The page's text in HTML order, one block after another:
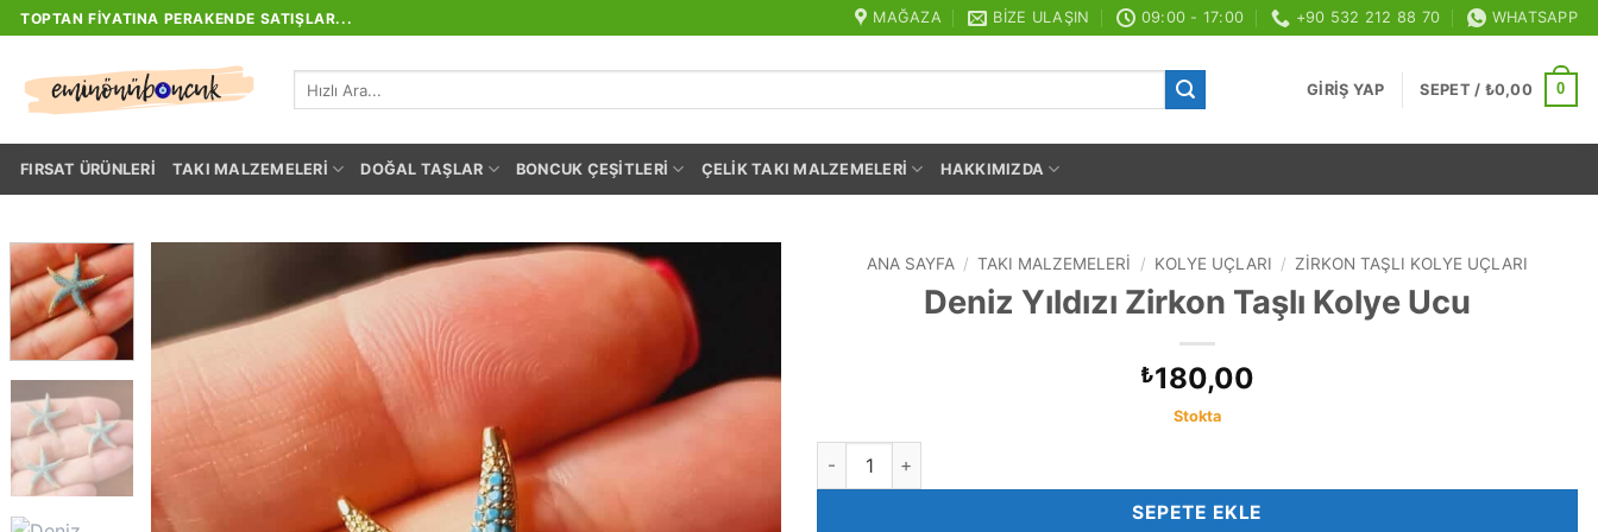
İçeriğe
atla
TOPTAN FIYATINA PERAKENDE SATIŞLAR... MAĞAZA BIZE ULAŞIN 09:00 - 17:00 +90 532 212 88 70 WHATSAPP
GIRIŞ YAP SEPET / ₺0,00 0
FIRSAT ÜRÜNLERI TAKI MALZEMELERI DOĞAL TAŞLAR BONCUK ÇEŞITLERI ÇELIK TAKI MALZEMELERI HAKKIMIZDA
ANA SAYFA / TAKI MALZEMELERI / KOLYE UÇLARI / ZIRKON TAŞLI KOLYE UÇLARI
Deniz Yıldızı Zirkon Taşlı Kolye Ucu
₺180,00
Stokta
Deniz Yıldızı Zirkon Taşlı Kolye Ucu adet
SEPETE EKLE